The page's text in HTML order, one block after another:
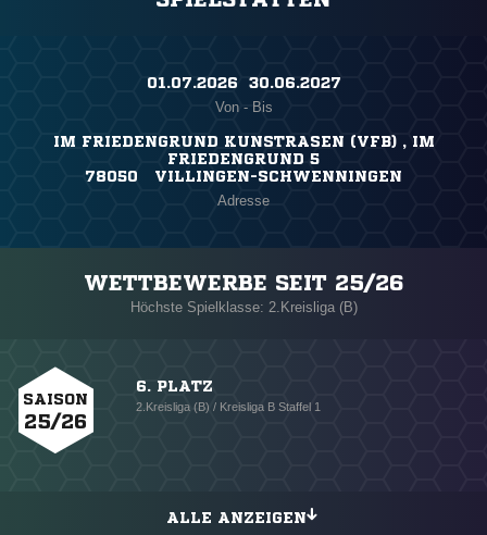
01.07.2026 ​ 30.06.2027
Von - Bis
IM FRIEDENGRUND KUNSTRASEN (VFB) , IM
FRIEDENGRUND 5
78050 VILLINGEN-SCHWENNINGEN
Adresse
WETTBEWERBE SEIT 25/26
Höchste Spielklasse: 2.Kreisliga (B)
SAISON
25/26
6. PLATZ
2.Kreisliga (B) / Kreisliga B Staffel 1
ALLE ANZEIGEN